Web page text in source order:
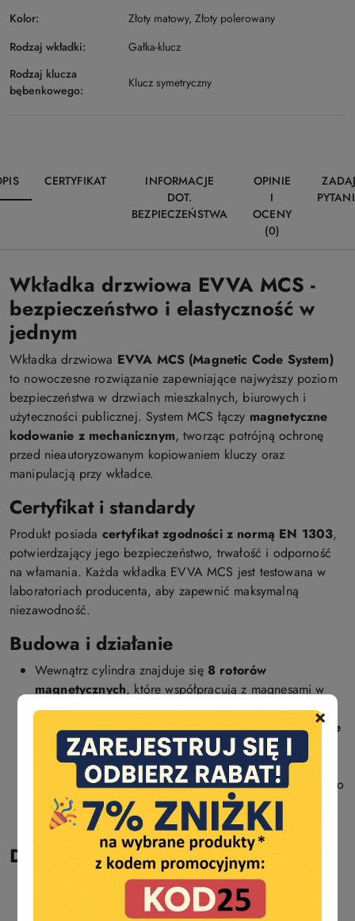
×
Kolor:
Złoty matowy, Złoty polerowany
Rodzaj wkładki:
Gałka-klucz
Rodzaj klucza
bębenkowego:
Klucz symetryczny
CERTYFIKAT
INFORMACJE
DOT.
BEZPIECZEŃSTWA
OPINIE
I
OCENY
(0)
Wkładka drzwiowa EVVA MCS -
bezpieczeństwo i elastyczność w
jednym
Wkładka drzwiowa EVVA MCS (Magnetic Code System)
to nowoczesne rozwiązanie zapewniające najwyższy poziom
bezpieczeństwa w drzwiach mieszkalnych, biurowych i
użyteczności publicznej. System MCS łączy magnetyczne
kodowanie z mechanicznym, tworząc potrójną ochronę
przed nieautoryzowanym kopiowaniem kluczy oraz
manipulacją przy wkładce.
Certyfikat i standardy
Produkt posiada certyfikat zgodności z normą EN 1303,
potwierdzający jego bezpieczeństwo, trwałość i odporność
na włamania. Każda wkładka EVVA MCS jest testowana w
laboratoriach producenta, aby zapewnić maksymalną
niezawodność.
Budowa i działanie
Wewnątrz cylindra znajduje się 8 rotorów
magnetycznych, które współpracują z magnesami w
kluczu.
Dodatkowo wkładka posiadakodowanie mechaniczne
(profil długościowy i dodatkowe zabezpieczenia), co
tworzy potrójną barierę bezpieczeństwa.
Klucz pasuje wyłącznie do odpowiedniej wkładki, a jego
kopiowanie możliwe jest tylko u autoryzowanych
partnerów EVVA.
Dostępne warianty